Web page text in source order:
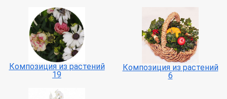
Композиция из растений
19
Композиция из растений
6